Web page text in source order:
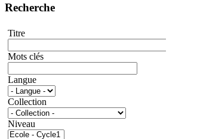
Recherche
Titre
Mots clés
Langue
Collection
Niveau